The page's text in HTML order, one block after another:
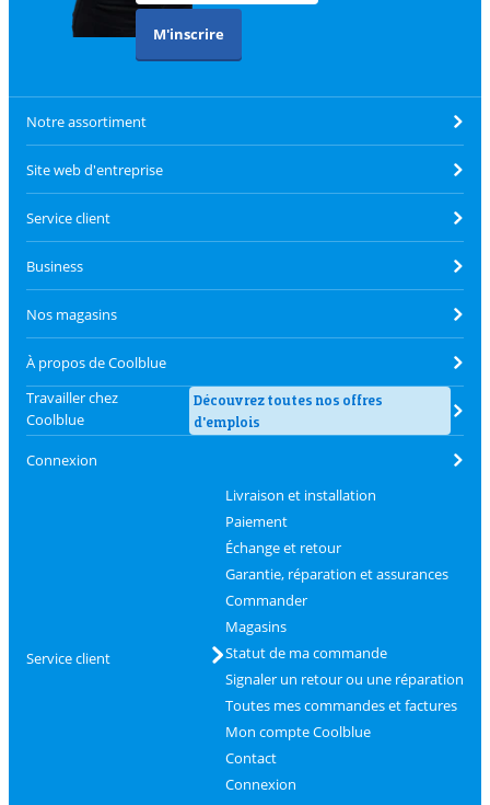
M'inscrire
Notre assortiment
Site web d'entreprise
Service client
Business
Nos magasins
À propos de Coolblue
Travailler chez
Coolblue
Découvrez toutes nos offres
d'emplois
Connexion
Service client
Livraison et installation
Paiement
Échange et retour
Garantie, réparation et assurances
Commander
Magasins
Statut de ma commande
Signaler un retour ou une réparation
Toutes mes commandes et factures
Mon compte Coolblue
Contact
Connexion